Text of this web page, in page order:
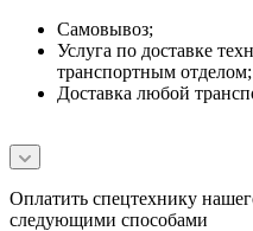
Самовывоз;
Услуга по доставке
транспортным отделом;
Доставка любой
Оплатить спецтехнику
следующими способами